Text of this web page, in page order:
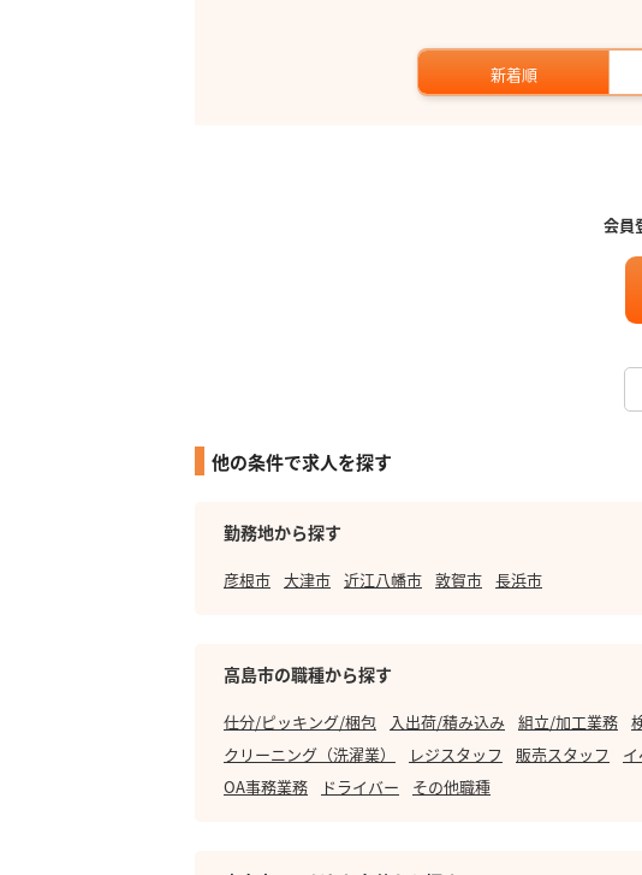
新着順
会員
他の条件で求人を探す
勤務地から探す
彦根市 大津市 近江八幡市 敦賀市 長浜市
高島市の職種から探す
仕分/ピッキング/梱包 入出荷/積み込み 組立/加工業務
クリーニング（洗濯業）
レジスタッフ 販売スタッフ
OA事務業務
ドライバー その他職種